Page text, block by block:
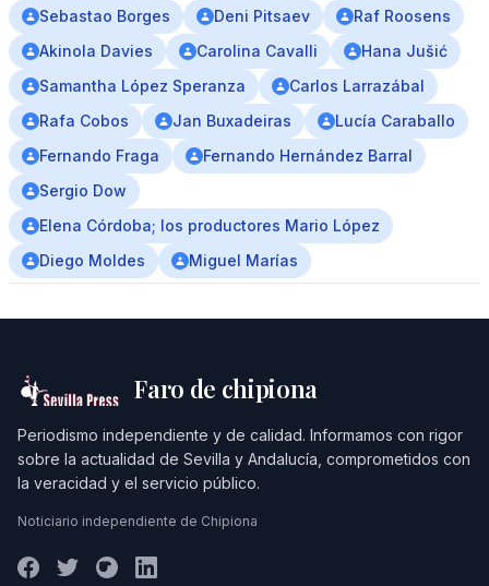
Sebastao Borges
Deni Pitsaev
Raf Roosens
Akinola Davies
Carolina Cavalli
Hana Jušić
Samantha López Speranza
Carlos Larrazábal
Rafa Cobos
Jan Buxadeiras
Lucía Caraballo
Fernando Fraga
Fernando Hernández Barral
Sergio Dow
Elena Córdoba; los productores Mario López
Diego Moldes
Miguel Marías
Faro de chipiona
Periodismo independiente y de calidad. Informamos con rigor
sobre la actualidad de Sevilla y Andalucía, comprometidos con
la veracidad y el servicio público.
Noticiario independiente de Chipiona